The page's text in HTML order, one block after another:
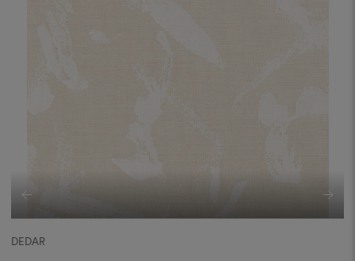
DEDAR